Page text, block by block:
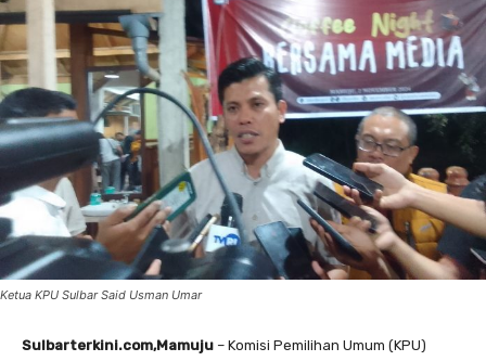
Ketua KPU Sulbar Said Usman Umar
Sulbarterkini.com,Mamuju – Komisi Pemilihan Umum (KPU)